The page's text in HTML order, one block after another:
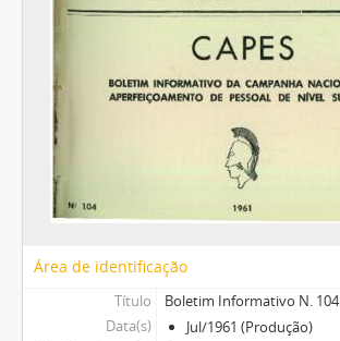
Área de identificação
Título
Boletim Informativo N. 104
Data(s)
Jul/1961 (Produção)